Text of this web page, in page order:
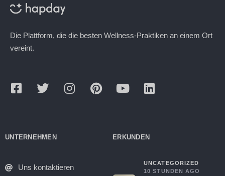
Die Plattform, die die besten Wellness-Praktiken an einem Ort
vereint.
UNTERNEHMEN
Uns kontaktieren
ERKUNDEN
UNCATEGORIZED
10 STUNDEN AGO